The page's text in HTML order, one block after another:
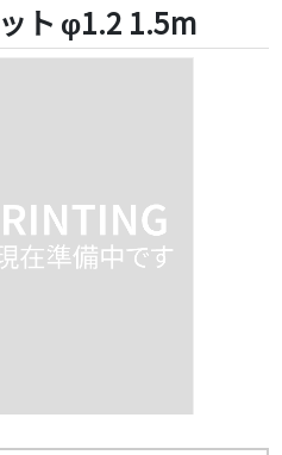
ト φ1.2 1.5m